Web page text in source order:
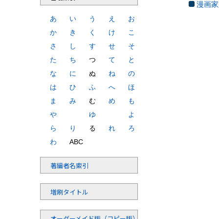
漫画
あ い う え
お
か
き く け
こ
さ
し す せ
そ
た
ち つ て
と
な
に ぬ ね
の
は
ひ ふ へ
ほ
ま
み む め
も
や
ゆ
よ
ら
り る れ
ろ
わ
ABC
著編者名索引
増刷タイトル